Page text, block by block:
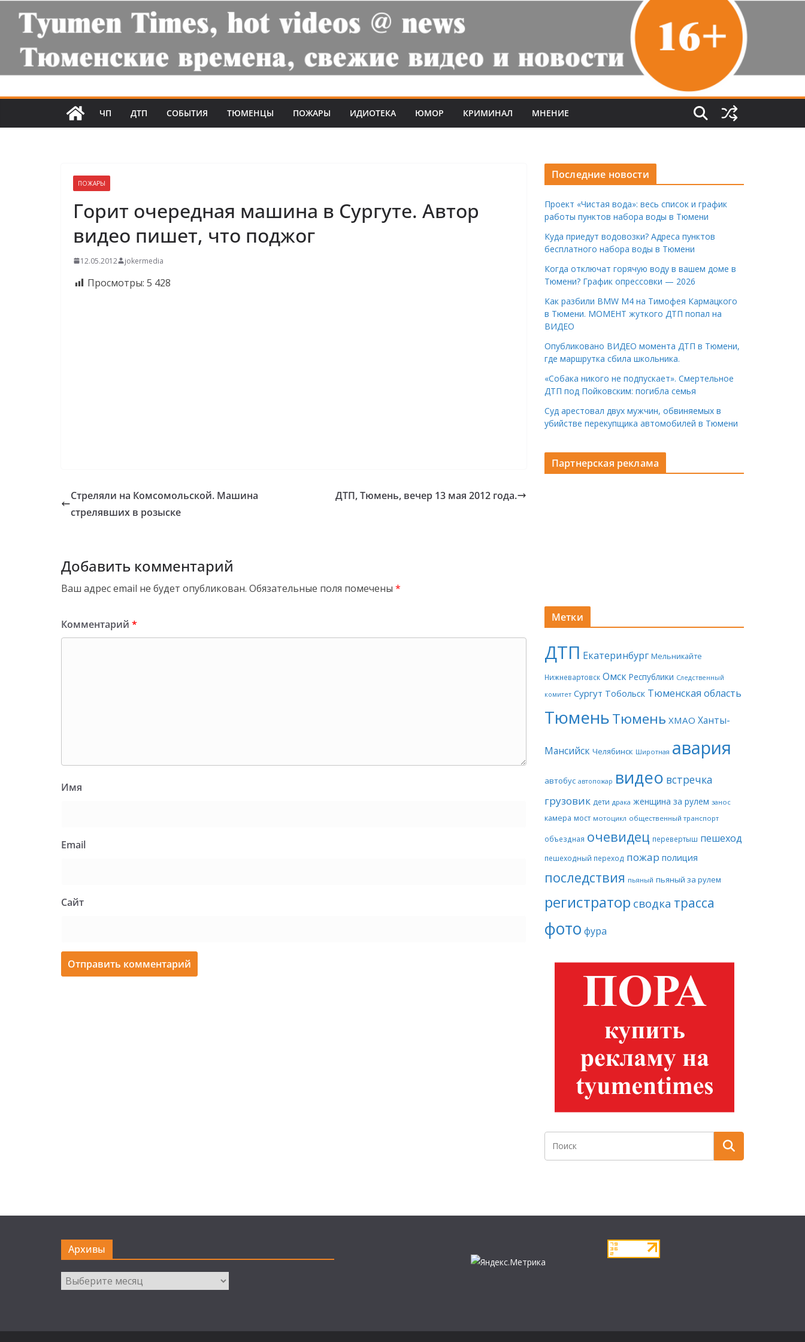
ЧП ДТП СОБЫТИЯ ТЮМЕНЦЫ ПОЖАРЫ ИДИОТЕКА ЮМОР КРИМИНАЛ МНЕНИЕ
ПОЖАРЫ
Горит очередная машина в Сургуте. Автор
видео пишет, что поджог
12.05.2012 jokermedia
Просмотры: 5 428
Стреляли на Комсомольской. Машина
стрелявших в розыске
ДТП, Тюмень, вечер 13 мая 2012 года.
Добавить комментарий
Ваш адрес email не будет опубликован. Обязательные поля помечены *
Комментарий *
Имя
Email
Сайт
Последние новости
Проект «Чистая вода»: весь список и график
работы пунктов набора воды в Тюмени
Куда приедут водовозки? Адреса пунктов
бесплатного набора воды в Тюмени
Когда отключат горячую воду в вашем доме в
Тюмени? График опрессовки — 2026
Как разбили BMW M4 на Тимофея Кармацкого
в Тюмени. МОМЕНТ жуткого ДТП попал на
ВИДЕО
Опубликовано ВИДЕО момента ДТП в Тюмени,
где маршрутка сбила школьника.
«Собака никого не подпускает». Смертельное
ДТП под Пойковским: погибла семья
Суд арестовал двух мужчин, обвиняемых в
убийстве перекупщика автомобилей в Тюмени
Партнерская реклама
Метки
ДТП Екатеринбург Мельникайте
Нижневартовск Омск Республики Следственный
комитет Сургут Тобольск Тюменская область
ТюменьТюмень ХМАО Ханты-
Мансийск Челябинск Широтная авария
автобус автопожар видео встречка
грузовик дети драка женщина за рулем занос
камера мост мотоцикл общественный транспорт
объездная очевидец перевертыш пешеход
пешеходный переход пожар полиция
последствия пьяный пьяный за рулем
регистратор сводка трасса
фото фура
Архивы
Архивы